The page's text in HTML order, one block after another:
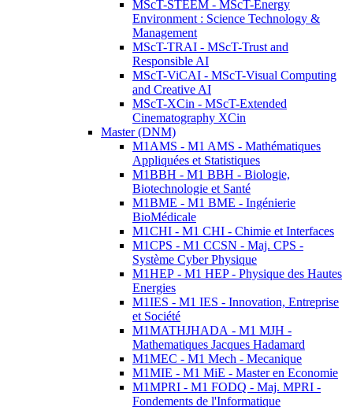
MScT-STEEM - MScT-Energy
Environment : Science Technology &
Management
MScT-TRAI - MScT-Trust and
Responsible AI
MScT-ViCAI - MScT-Visual Computing
and Creative AI
MScT-XCin - MScT-Extended
Cinematography XCin
Master (DNM)
M1AMS - M1 AMS - Mathématiques
Appliquées et Statistiques
M1BBH - M1 BBH - Biologie,
Biotechnologie et Santé
M1BME - M1 BME - Ingénierie
BioMédicale
M1CHI - M1 CHI - Chimie et Interfaces
M1CPS - M1 CCSN - Maj. CPS -
Système Cyber Physique
M1HEP - M1 HEP - Physique des Hautes
Energies
M1IES - M1 IES - Innovation, Entreprise
et Société
M1MATHJHADA - M1 MJH -
Mathematiques Jacques Hadamard
M1MEC - M1 Mech - Mecanique
M1MIE - M1 MiE - Master en Economie
M1MPRI - M1 FODQ - Maj. MPRI -
Fondements de l'Informatique